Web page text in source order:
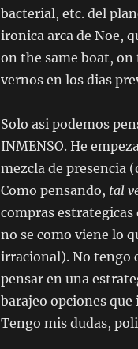
bacterial, etc. del
ironica arca de Noe,
on the same boat,
vernos en los dias
Solo asi podemos
INMENSO. He
mezcla de presencia
Como pensando, tal
compras
no se como viene lo
irracional). No tengo
pensar en una
barajeo opciones
Tengo mis dudas,